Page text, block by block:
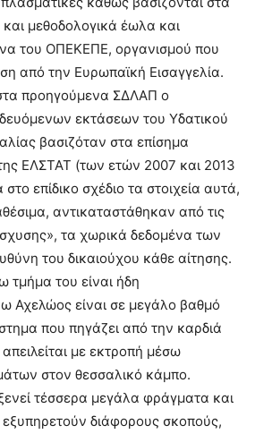
και μεθοδολογικά έωλα και
του ΟΠΕΚΕΠΕ, οργανισμού που
από την Ευρωπαϊκή Εισαγγελία.
προηγούμενα ΣΔΛΑΠ ο
εκτάσεων του Υδατικού
βασιζόταν στα επίσημα
της ΕΛΣΤΑΤ (των ετών 2007 και 2013
επίδικο σχέδιο τα στοιχεία αυτά,
αντικαταστάθηκαν από τις
τα χωρικά δεδομένα των
του δικαιούχου κάθε αίτησης.
τμήμα του είναι ήδη
Αχελώος είναι σε μεγάλο βαθμό
που πηγάζει από την καρδιά
με εκτροπή μέσω
στον θεσσαλικό κάμπο.
τέσσερα μεγάλα φράγματα και
εξυπηρετούν διάφορους σκοπούς,